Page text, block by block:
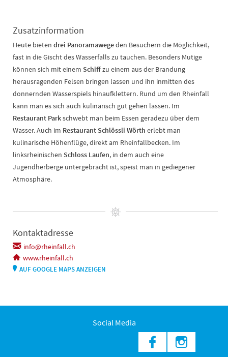
Zusatzinformation
Heute bieten drei Panoramawegeden Besuchern die Möglichkeit,
fast in die Gischt des Wasserfalls zu tauchen. Besonders Mutige
können sich mit einem Schiffzu einem aus der Brandung
herausragenden Felsen bringen lassen und ihn inmitten des
donnernden Wasserspiels hinaufklettern. Rund um den Rheinfall
kann man es sich auch kulinarisch gut gehen lassen. Im
Restaurant Parkschwebt man beim Essen geradezu über dem
Wasser. Auch im Restaurant Schlössli Wörth erlebt man
kulinarische Höhenflüge, direkt am Rheinfallbecken. Im
linksrheinischen Schloss Laufen, in dem auch eine
Jugendherberge untergebracht ist, speist man in gediegener
Atmosphäre.
Kontaktadresse
info@rheinfall.ch
www.rheinfall.ch
AUF GOOGLE MAPS ANZEIGEN
Social Media